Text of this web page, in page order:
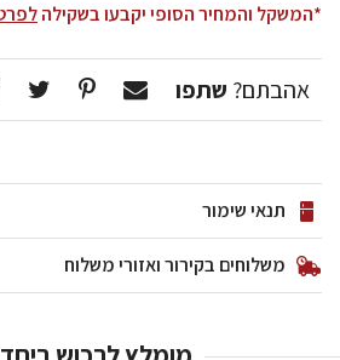
*המשקל והמחיר הסופי יקבעו בשקילה
אהבתם? שתפו
תנאי שימור
משלוחים בקירור ואזורי משלוח